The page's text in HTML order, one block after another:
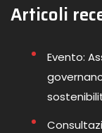
Articoli
Evento: